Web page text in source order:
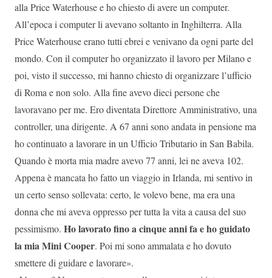
alla Price Waterhouse e ho chiesto di avere un computer.
All’epoca i computer li avevano soltanto in Inghilterra. Alla
Price Waterhouse erano tutti ebrei e venivano da ogni parte del
mondo. Con il computer ho organizzato il lavoro per Milano e
poi, visto il successo, mi hanno chiesto di organizzare l’ufficio
di Roma e non solo. Alla fine avevo dieci persone che
lavoravano per me. Ero diventata Direttore Amministrativo, una
controller, una dirigente. A 67 anni sono andata in pensione ma
ho continuato a lavorare in un Ufficio Tributario in San Babila.
Quando è morta mia madre avevo 77 anni, lei ne aveva 102.
Appena è mancata ho fatto un viaggio in Irlanda, mi sentivo in
un certo senso sollevata: certo, le volevo bene, ma era una
donna che mi aveva oppresso per tutta la vita a causa del suo
pessimismo. Ho lavorato fino a cinque anni fa e ho guidato
la mia Mini Cooper. Poi mi sono ammalata e ho dovuto
smettere di guidare e lavorare».